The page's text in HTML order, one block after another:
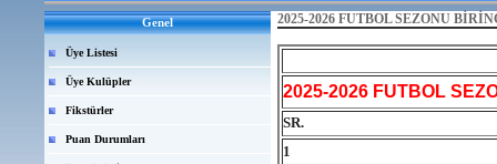
Genel
Üye Listesi
Üye Kulüpler
Fikstürler
Puan Durumları
2025-2026 FUTBOL SEZONU
2025-2026 FUTBOL
SR.
1